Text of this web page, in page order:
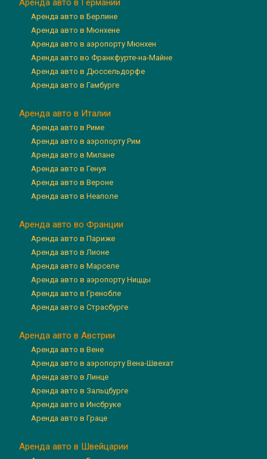
Аренда авто в Германии
Аренда авто в Берлине
Аренда авто в Мюнхене
Аренда авто в аэропорту Мюнхен
Аренда авто во Франкфурте-на-Майне
Аренда авто в Дюссельдорфе
Аренда авто в Гамбурге
Аренда авто в Италии
Аренда авто в Риме
Аренда авто в аэропорту Рим
Аренда авто в Милане
Аренда авто в Генуя
Аренда авто в Вероне
Аренда авто в Неаполе
Аренда авто во Франции
Аренда авто в Париже
Аренда авто в Лионе
Аренда авто в Марселе
Аренда авто в аэропорту Ниццы
Аренда авто в Гренобле
Аренда авто в Страсбурге
Аренда авто в Австрии
Аренда авто в Вене
Аренда авто в аэропорту Вена-Швехат
Аренда авто в Линце
Аренда авто в Зальцбурге
Аренда авто в Инсбруке
Аренда авто в Граце
Аренда авто в Швейцарии